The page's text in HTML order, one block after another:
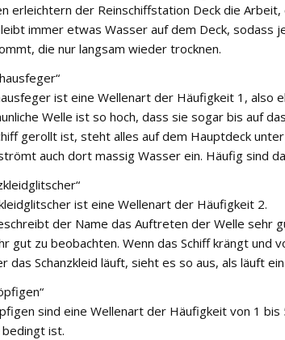
erleichtern der Reinschiffstation Deck die
immer etwas Wasser auf dem Deck, sodass
die nur langsam wieder trocknen.
ist eine Wellenart der Häufigkeit 1, also
Welle ist so hoch, dass sie sogar bis auf
gerollt ist, steht alles auf dem Hauptdeck
auch dort massig Wasser ein. Häufig sind
ist eine Wellenart der Häufigkeit 2.
der Name das Auftreten der Welle sehr
gut zu beobachten. Wenn das Schiff krängt und
das Schanzkleid läuft, sieht es so aus, als läuft
sind eine Wellenart der Häufigkeit von 1
ist.